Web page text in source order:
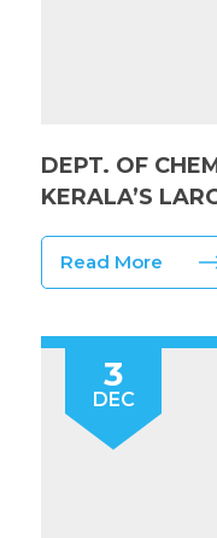
DEPT. OF
KERALA’S
Read More
3
DEC